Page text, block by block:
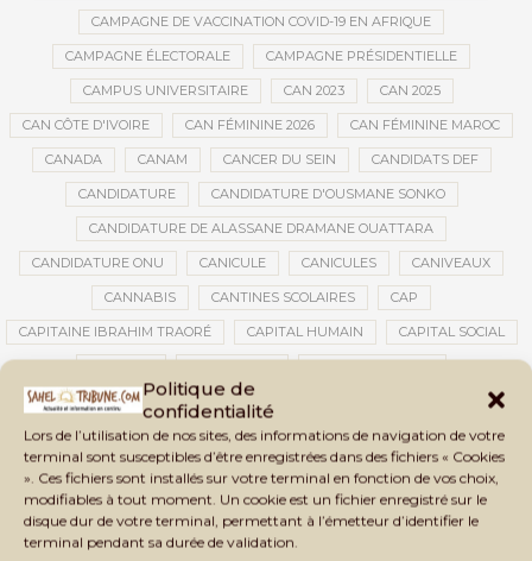
Politique de
confidentialité
Lors de l’utilisation de nos sites, des informations de navigation de votre
terminal sont susceptibles d’être enregistrées dans des fichiers « Cookies
». Ces fichiers sont installés sur votre terminal en fonction de vos choix,
modifiables à tout moment. Un cookie est un fichier enregistré sur le
disque dur de votre terminal, permettant à l’émetteur d’identifier le
terminal pendant sa durée de validation.
CAMPAGNE DE VACCINATION COVID-19 EN AFRIQUE
CAMPAGNE ÉLECTORALE CAMPAGNE PRÉSIDENTIELLE
CAMPUS UNIVERSITAIRE CAN 2023 CAN 2025
CAN CÔTE D'IVOIRE CAN FÉMININE 2026 CAN FÉMININE MAROC
CANADA CANAM CANCER DU SEIN CANDIDATS DEF
CANDIDATURE CANDIDATURE D'OUSMANE SONKO
CANDIDATURE DE ALASSANE DRAMANE OUATTARA
CANDIDATURE ONU CANICULE CANICULES CANIVEAUX
CANNABIS CANTINES SCOLAIRES CAP
CAPITAINE IBRAHIM TRAORÉ CAPITAL HUMAIN CAPITAL SOCIAL
CARTE D’IDENTITÉ BIOMÉTRIQUE CARTE NINA CARTONS ROUGES
CASABLANCA CATASTROPHE CATASTROPHE NATURELLE
CATASTROPHES CLIMATIQUES CATASTROPHES NATURELLES
CAUTION 10 000 DOLLARS CAUTION DE VISA CDAT CECOGEC
CÉDÉAO CEDEAO CEI CÉLÉBRATION NATIONALE